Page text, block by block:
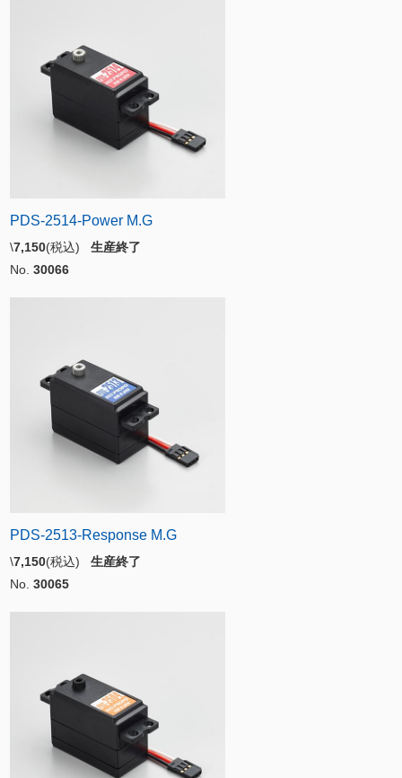
PDS-2514-Power M.G
\7,150(税込) 生産終了
No. 30066
PDS-2513-Response M.G
\7,150(税込) 生産終了
No. 30065